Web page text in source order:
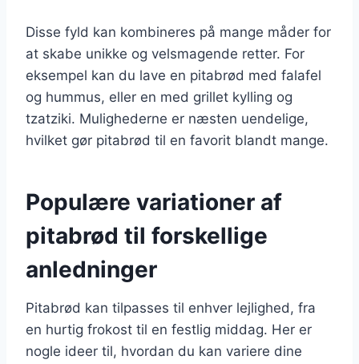
Disse fyld kan kombineres på mange måder for
at skabe unikke og velsmagende retter. For
eksempel kan du lave en pitabrød med falafel
og hummus, eller en med grillet kylling og
tzatziki. Mulighederne er næsten uendelige,
hvilket gør pitabrød til en favorit blandt mange.
Populære variationer af
pitabrød til forskellige
anledninger
Pitabrød kan tilpasses til enhver lejlighed, fra
en hurtig frokost til en festlig middag. Her er
nogle ideer til, hvordan du kan variere dine